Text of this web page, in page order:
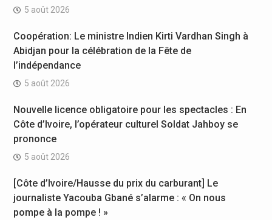
5 août 2026
Coopération: Le ministre Indien Kirti Vardhan Singh à
Abidjan pour la célébration de la Fête de
l’indépendance
5 août 2026
Nouvelle licence obligatoire pour les spectacles : En
Côte d’Ivoire, l’opérateur culturel Soldat Jahboy se
prononce
5 août 2026
[Côte d’Ivoire/Hausse du prix du carburant] Le
journaliste Yacouba Gbané s’alarme : « On nous
pompe à la pompe ! »